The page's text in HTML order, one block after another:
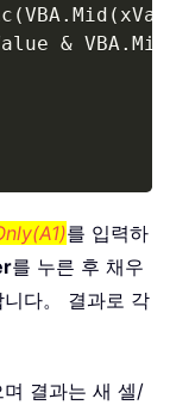
(VBA. Mid (
& VBA. Mid
를 입력하
를 누른 후 채우
다。 결과로 각
결과는 새 셀/